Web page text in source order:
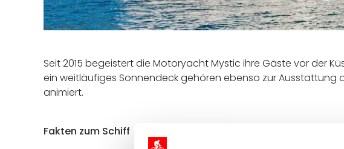
Seit 2015 begeistert die Motoryacht Mystic ihre Gäste vor der
ein weitläufiges Sonnendeck gehören ebenso zur Ausstattung
animiert.
Fakten zum Schiff